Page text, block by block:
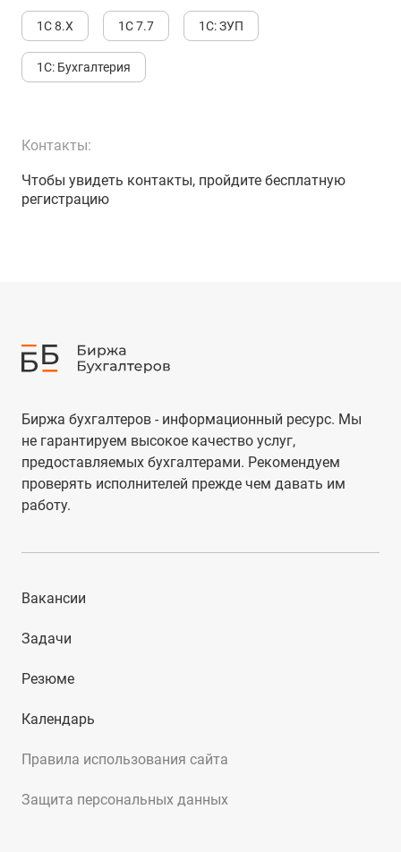
1С 8.Х 1С 7.7 1С: ЗУП
1С: Бухгалтерия
Контакты:
Чтобы увидеть контакты, пройдите бесплатную
регистрацию
Биржа бухгалтеров - информационный ресурс. Мы
не гарантируем высокое качество услуг,
предоставляемых бухгалтерами. Рекомендуем
проверять исполнителей прежде чем давать им
работу.
Правила использования сайта
Защита персональных данных
Вакансии
Задачи
Резюме
Календарь